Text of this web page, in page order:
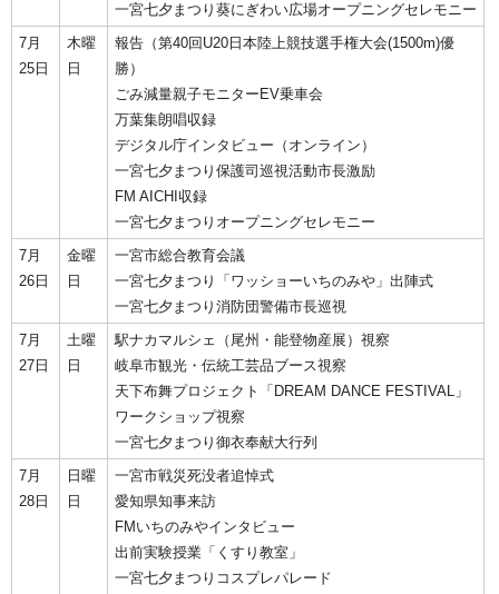
一宮七夕まつり葵にぎわい広場オープニングセレモニー
7月
25日
木曜
日
報告（第40回U20日本陸上競技選手権大会(1500m)優
勝）
ごみ減量親子モニターEV乗車会
万葉集朗唱収録
デジタル庁インタビュー（オンライン）
一宮七夕まつり保護司巡視活動市長激励
FM AICHI収録
一宮七夕まつりオープニングセレモニー
7月
26日
金曜
日
一宮市総合教育会議
一宮七夕まつり「ワッショーいちのみや」出陣式
一宮七夕まつり消防団警備市長巡視
7月
27日
土曜
日
駅ナカマルシェ（尾州・能登物産展）視察
岐阜市観光・伝統工芸品ブース視察
天下布舞プロジェクト「DREAM DANCE FESTIVAL」
ワークショップ視察
一宮七夕まつり御衣奉献大行列
7月
28日
日曜
日
一宮市戦災死没者追悼式
愛知県知事来訪
FMいちのみやインタビュー
出前実験授業「くすり教室」
一宮七夕まつりコスプレパレード